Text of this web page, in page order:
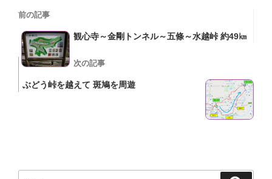
投
稿
ナ
ビ
ゲ
ン
過
去
の
投
前の記事
観心寺～金剛トンネル～五條～水越峠 約49㎞
次
投
次の記事
ぶどう峠を越えて 斑鳩を周遊